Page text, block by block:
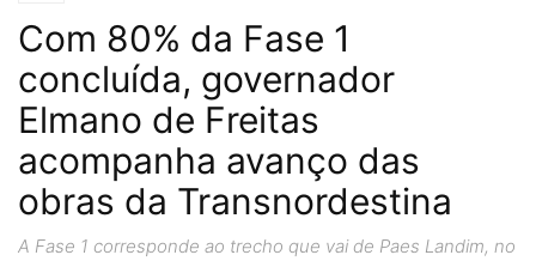
Com 80% da Fase 1
concluída, governador
Elmano de Freitas
acompanha avanço das
obras da Transnordestina
A Fase 1 corresponde ao trecho que vai de Paes Landim, no